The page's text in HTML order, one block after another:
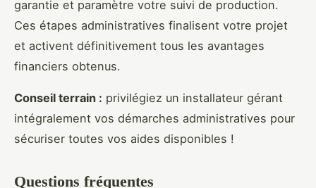
garantie et paramètre votre suivi de production.
Ces étapes administratives finalisent votre projet
et activent définitivement tous les avantages
financiers obtenus.
Conseil terrain : privilégiez un installateur gérant
intégralement vos démarches administratives pour
sécuriser toutes vos aides disponibles !
Questions fréquentes